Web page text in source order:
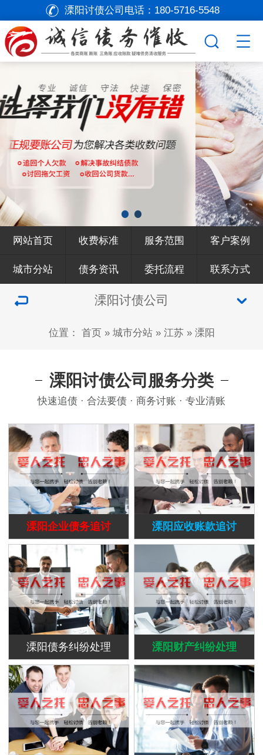
溧阳讨债公司电话： 180-5716-5548
网站首页 收费标准 服务范围 客户案例
城市分站 债务资讯 委托流程 联系方式
溧阳讨债公司
位置： 首页» 城市分站» 江苏» 溧阳
溧阳讨债公司服务分类
快速追债 · 合法要债 · 商务讨账 · 专业清账
溧阳企业债务追讨 溧阳应收账款追讨
溧阳债务纠纷处理 溧阳财产纠纷处理